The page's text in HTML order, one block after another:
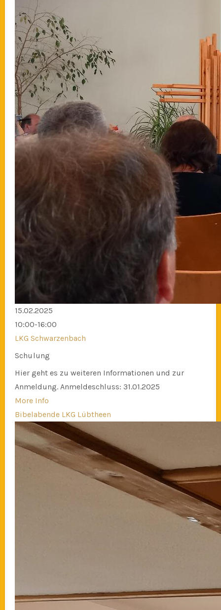
15.02.2025
10:00-16:00
LKG Schwarzenbach
Schulung
Hier geht es zu weiteren Informationen und zur
Anmeldung. Anmeldeschluss: 31.01.2025
More Info
Bibelabende LKG Lübtheen